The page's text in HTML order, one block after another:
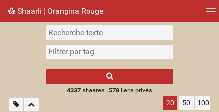
Shaarli ¦ Orangina Rouge
Nuage de tags Mur d'images
results.
4337shaares · 578liens privés
20 50 100